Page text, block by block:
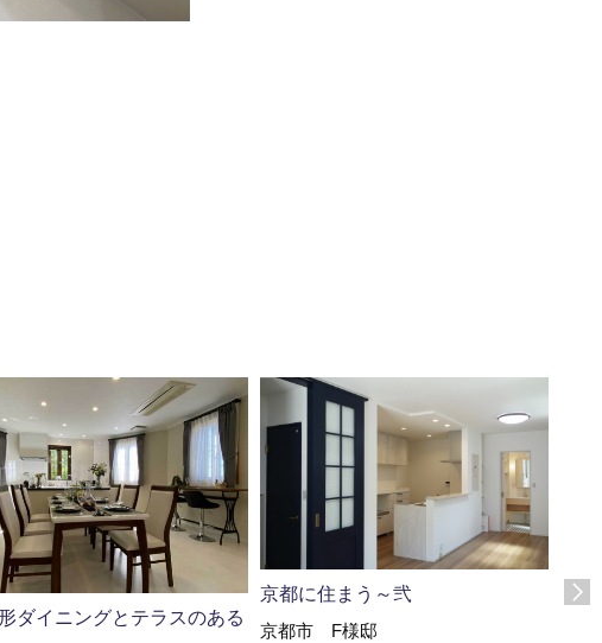
ダイニングとテラスのある
京都に住まう～弐
京都市 F様邸